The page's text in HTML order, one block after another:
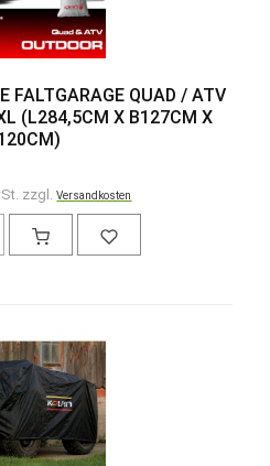
FALTGARAGE QUAD / ATV
(L284,5CM X B127CM X H
zzgl.Versandkosten